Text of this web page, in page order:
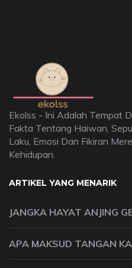
Ekolss - Ini Adalah Tempat
Fakta Tentang Haiwan,
Laku, Emosi Dan Fikiran
Kehidupan.
ARTIKEL YANG MENARIK
JANGKA HAYAT ANJING
APA MAKSUD TANGAN